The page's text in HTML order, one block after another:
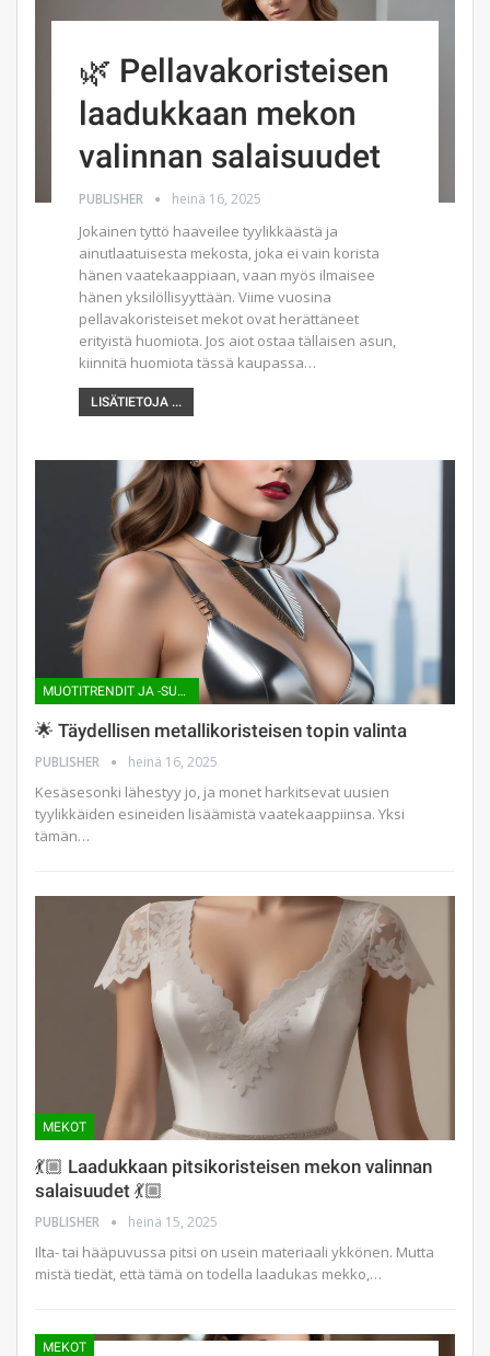
🌿 Pellavakoristeisen
laadukkaan mekon
valinnan salaisuudet
PUBLISHER heinä 16, 2025
Jokainen tyttö haaveilee tyylikkäästä ja
ainutlaatuisesta mekosta, joka ei vain korista
hänen vaatekaappiaan, vaan myös ilmaisee
hänen yksilöllisyyttään. Viime vuosina
pellavakoristeiset mekot ovat herättäneet
erityistä huomiota. Jos aiot ostaa tällaisen asun,
kiinnitä huomiota tässä kaupassa…
LISÄTIETOJA ...
MUOTITRENDIT JA -SUUNTAUKSET
🌟 Täydellisen metallikoristeisen topin valinta
PUBLISHER heinä 16, 2025
Kesäsesonki lähestyy jo, ja monet harkitsevat uusien
tyylikkäiden esineiden lisäämistä vaatekaappiinsa. Yksi
tämän…
MEKOT
💃🏼 Laadukkaan pitsikoristeisen mekon valinnan
salaisuudet 💃🏼
PUBLISHER heinä 15, 2025
Ilta- tai hääpuvussa pitsi on usein materiaali ykkönen. Mutta
mistä tiedät, että tämä on todella laadukas mekko,…
MEKOT